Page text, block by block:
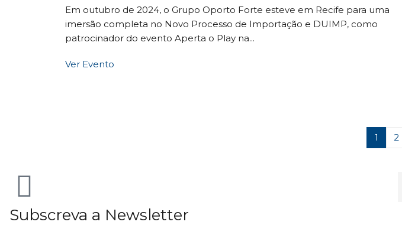
Em outubro de 2024, o Grupo Oporto Forte esteve em Recife para uma
imersão completa no Novo Processo de Importação e DUIMP, como
patrocinador do evento Aperta o Play na...
Ver Evento
1 2
Subscreva a Newsletter